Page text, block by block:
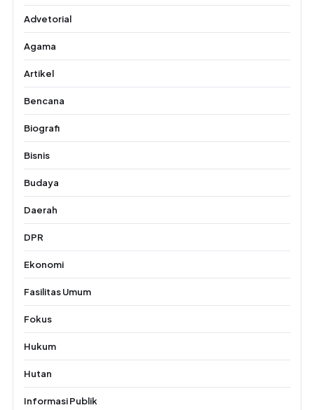
Advetorial
Agama
Artikel
Bencana
Biografi
Bisnis
Budaya
Daerah
DPR
Ekonomi
Fasilitas Umum
Fokus
Hukum
Hutan
Informasi Publik